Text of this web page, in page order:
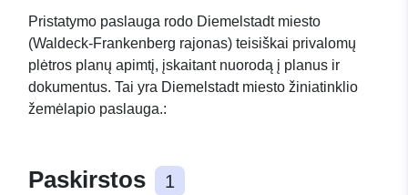
Pristatymo paslauga rodo Diemelstadt miesto
(Waldeck-Frankenberg rajonas) teisiškai privalomų
plėtros planų apimtį, įskaitant nuorodą į planus ir
dokumentus. Tai yra Diemelstadt miesto žiniatinklio
žemėlapio paslauga.:
Paskirstos 1